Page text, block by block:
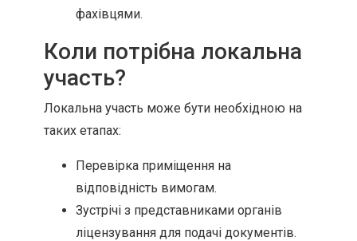
фахівцями.
Коли потрібна локальна
участь?
Локальна участь може бути необхідною на
таких етапах:
Перевірка приміщення на
відповідність вимогам.
Зустрічі з представниками органів
ліцензування для подачі документів.